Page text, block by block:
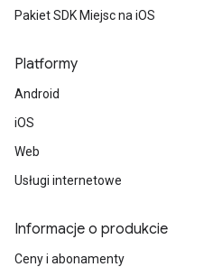
Pakiet SDK Miejsc na iOS
Platformy
Android
iOS
Web
Usługi internetowe
Informacje o produkcie
Ceny i abonamenty